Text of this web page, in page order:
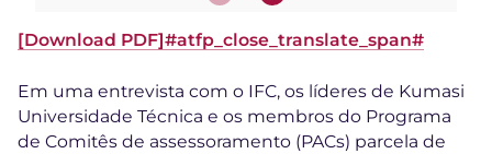
[Download PDF]#atfp_close_translate_span#
Em uma entrevista com o IFC, os líderes de Kumasi
Universidade Técnica e os membros do Programa
de Comitês de assessoramento (PACs) parcela de